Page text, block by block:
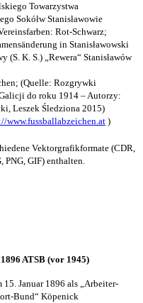
Towarzystwa
Sokółw Stanisławowie
Rot-Schwarz;
in Stanisławowski
(S. K. S.) „Rewera“ Stanisławów
(Quelle: Rozgrywki
do roku 1914 – Autorzy:
Leszek Śledziona 2015)
www.fussballabzeichen.at )
Vektorgrafikformate (CDR,
PNG, GIF) enthalten.
ATSB (vor 1945)
15. Januar 1896 als „Arbeiter-
Bund“ Köpenick